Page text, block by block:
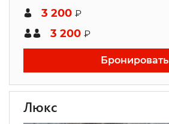
3 200 ₽
3 200 ₽
Бронировать
Люкс